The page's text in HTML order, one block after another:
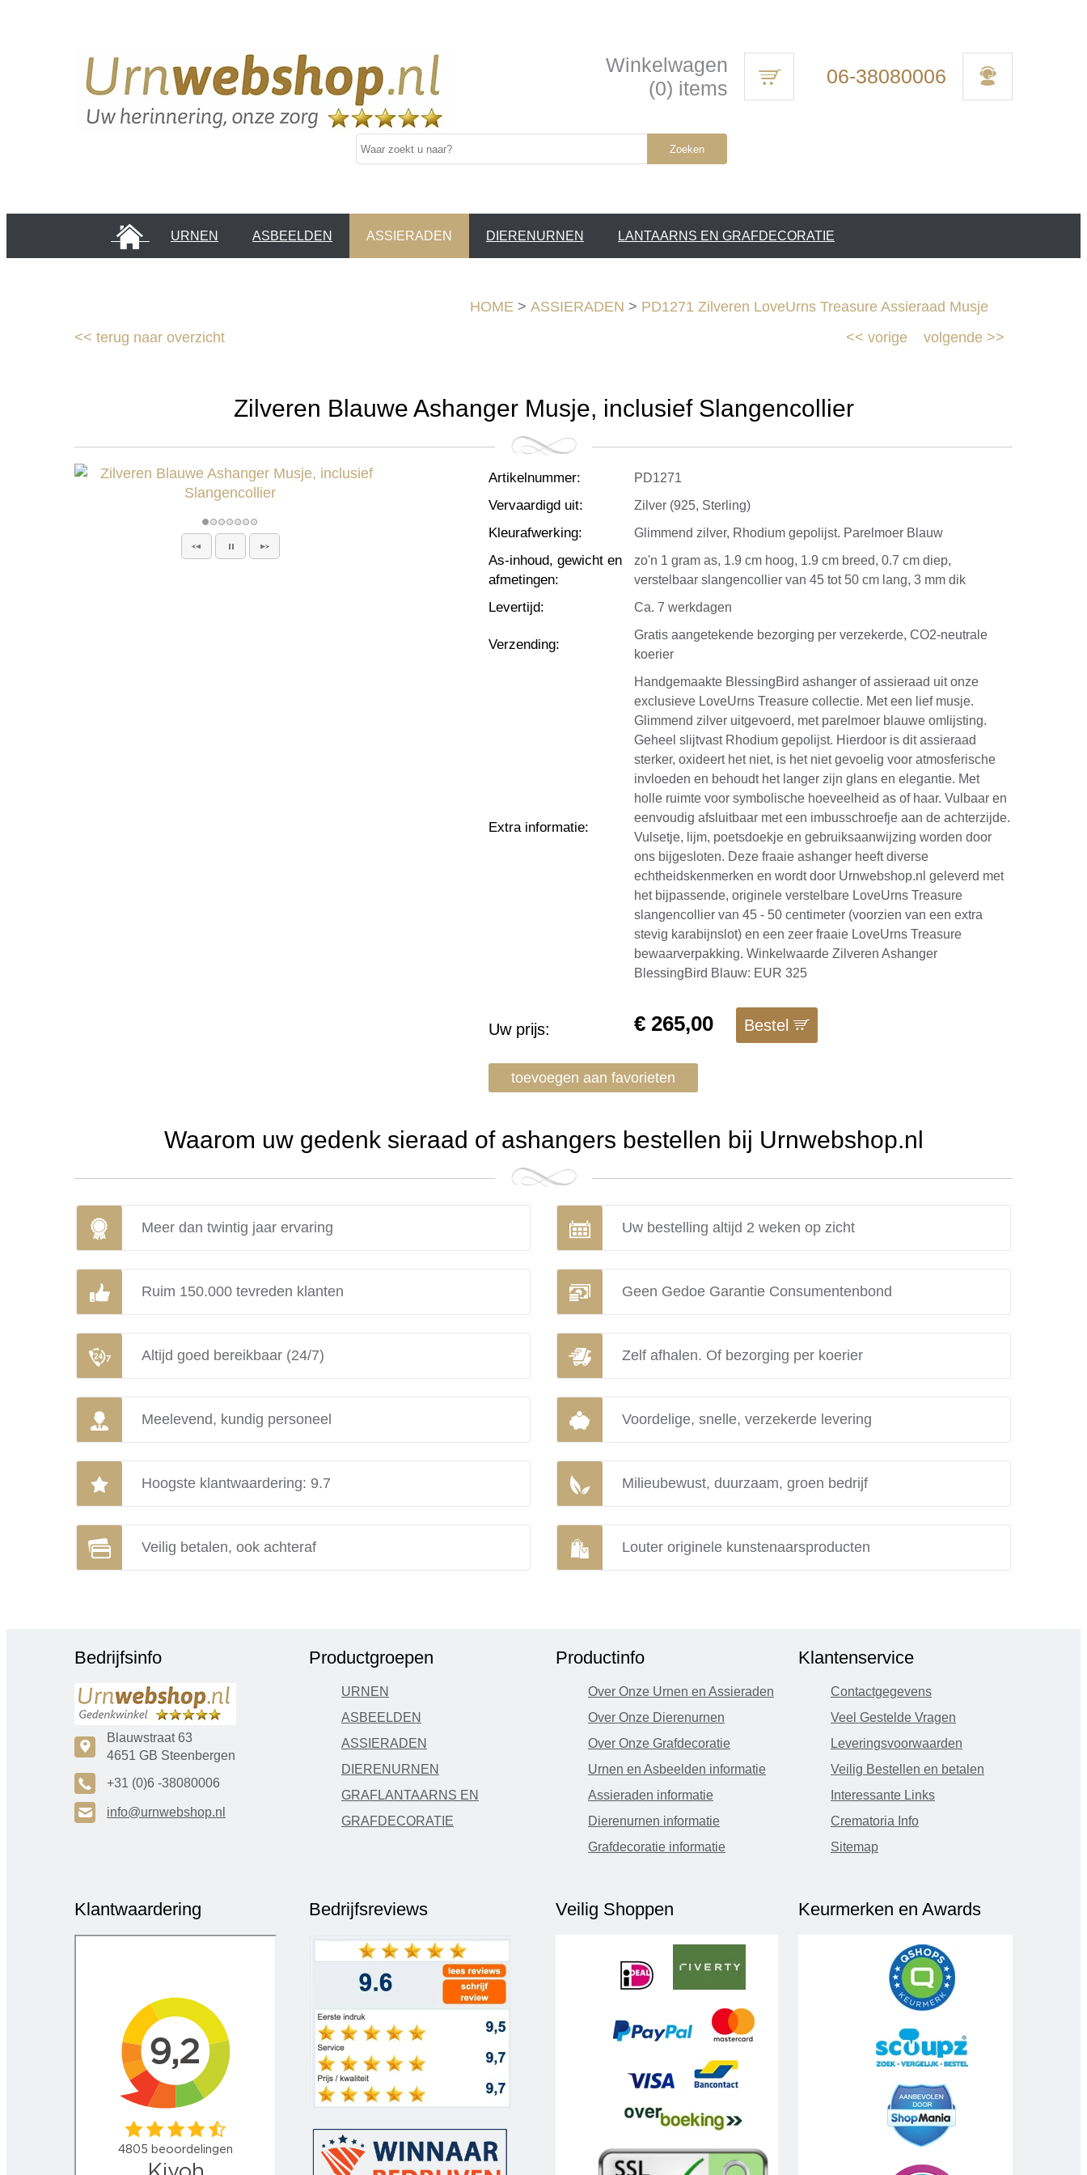
Winkelwagen
(0) items
06-38080006
Zoeken
HOME URNEN ASBEELDEN ASSIERADEN DIERENURNEN LANTAARNS EN GRAFDECORATIE
HOME > ASSIERADEN > PD1271 Zilveren LoveUrns Treasure Assieraad Musje
<< terug naar overzicht volgende >>
<< vorige
Zilveren Blauwe Ashanger Musje, inclusief Slangencollier
Artikelnummer: PD1271
Vervaardigd uit: Zilver (925, Sterling)
Kleurafwerking: Glimmend zilver, Rhodium gepolijst. Parelmoer Blauw
As-inhoud, gewicht en
afmetingen:
zo'n 1 gram as, 1.9 cm hoog, 1.9 cm breed, 0.7 cm diep,
verstelbaar slangencollier van 45 tot 50 cm lang, 3 mm dik
Levertijd: Ca. 7 werkdagen
Verzending:
Gratis aangetekende bezorging per verzekerde, CO2-neutrale
koerier
Extra informatie:
Handgemaakte BlessingBird ashanger of assieraad uit onze
exclusieve LoveUrns Treasure collectie. Met een lief musje.
Glimmend zilver uitgevoerd, met parelmoer blauwe omlijsting.
Geheel slijtvast Rhodium gepolijst. Hierdoor is dit assieraad
sterker, oxideert het niet, is het niet gevoelig voor atmosferische
invloeden en behoudt het langer zijn glans en elegantie. Met
holle ruimte voor symbolische hoeveelheid as of haar. Vulbaar en
eenvoudig afsluitbaar met een imbusschroefje aan de achterzijde.
Vulsetje, lijm, poetsdoekje en gebruiksaanwijzing worden door
ons bijgesloten. Deze fraaie ashanger heeft diverse
echtheidskenmerken en wordt door Urnwebshop.nl geleverd met
het bijpassende, originele verstelbare LoveUrns Treasure
slangencollier van 45 - 50 centimeter (voorzien van een extra
stevig karabijnslot) en een zeer fraaie LoveUrns Treasure
bewaarverpakking. Winkelwaarde Zilveren Ashanger
BlessingBird Blauw: EUR 325
Uw prijs: €265,00 Bestel
toevoegen aan favorieten
Waarom uw gedenk sieraad of ashangers bestellen bij Urnwebshop.nl
Meer dan twintig jaar ervaring Uw bestelling altijd 2 weken op zicht
Ruim 150.000 tevreden klanten Geen Gedoe Garantie Consumentenbond
Altijd goed bereikbaar (24/7) Zelf afhalen. Of bezorging per koerier
Meelevend, kundig personeel Voordelige, snelle, verzekerde levering
Hoogste klantwaardering: 9.7 Milieubewust, duurzaam, groen bedrijf
Veilig betalen, ook achteraf Louter originele kunstenaarsproducten
Bedrijfsinfo
c
Blauwstraat 63
4651 GB Steenbergen
A +31 (0)6 -38080006
H info@urnwebshop.nl
Productgroepen
URNEN
ASBEELDEN
ASSIERADEN
DIERENURNEN
GRAFLANTAARNS EN
GRAFDECORATIE
Productinfo
Over Onze Urnen en Assieraden
Over Onze Dierenurnen
Over Onze Grafdecoratie
Urnen en Asbeelden informatie
Assieraden informatie
Dierenurnen informatie
Grafdecoratie informatie
Klantenservice
Contactgegevens
Veel Gestelde Vragen
Leveringsvoorwaarden
Veilig Bestellen en betalen
Interessante Links
Crematoria Info
Sitemap
Klantwaardering Bedrijfsreviews Veilig Shoppen Keurmerken en Awards